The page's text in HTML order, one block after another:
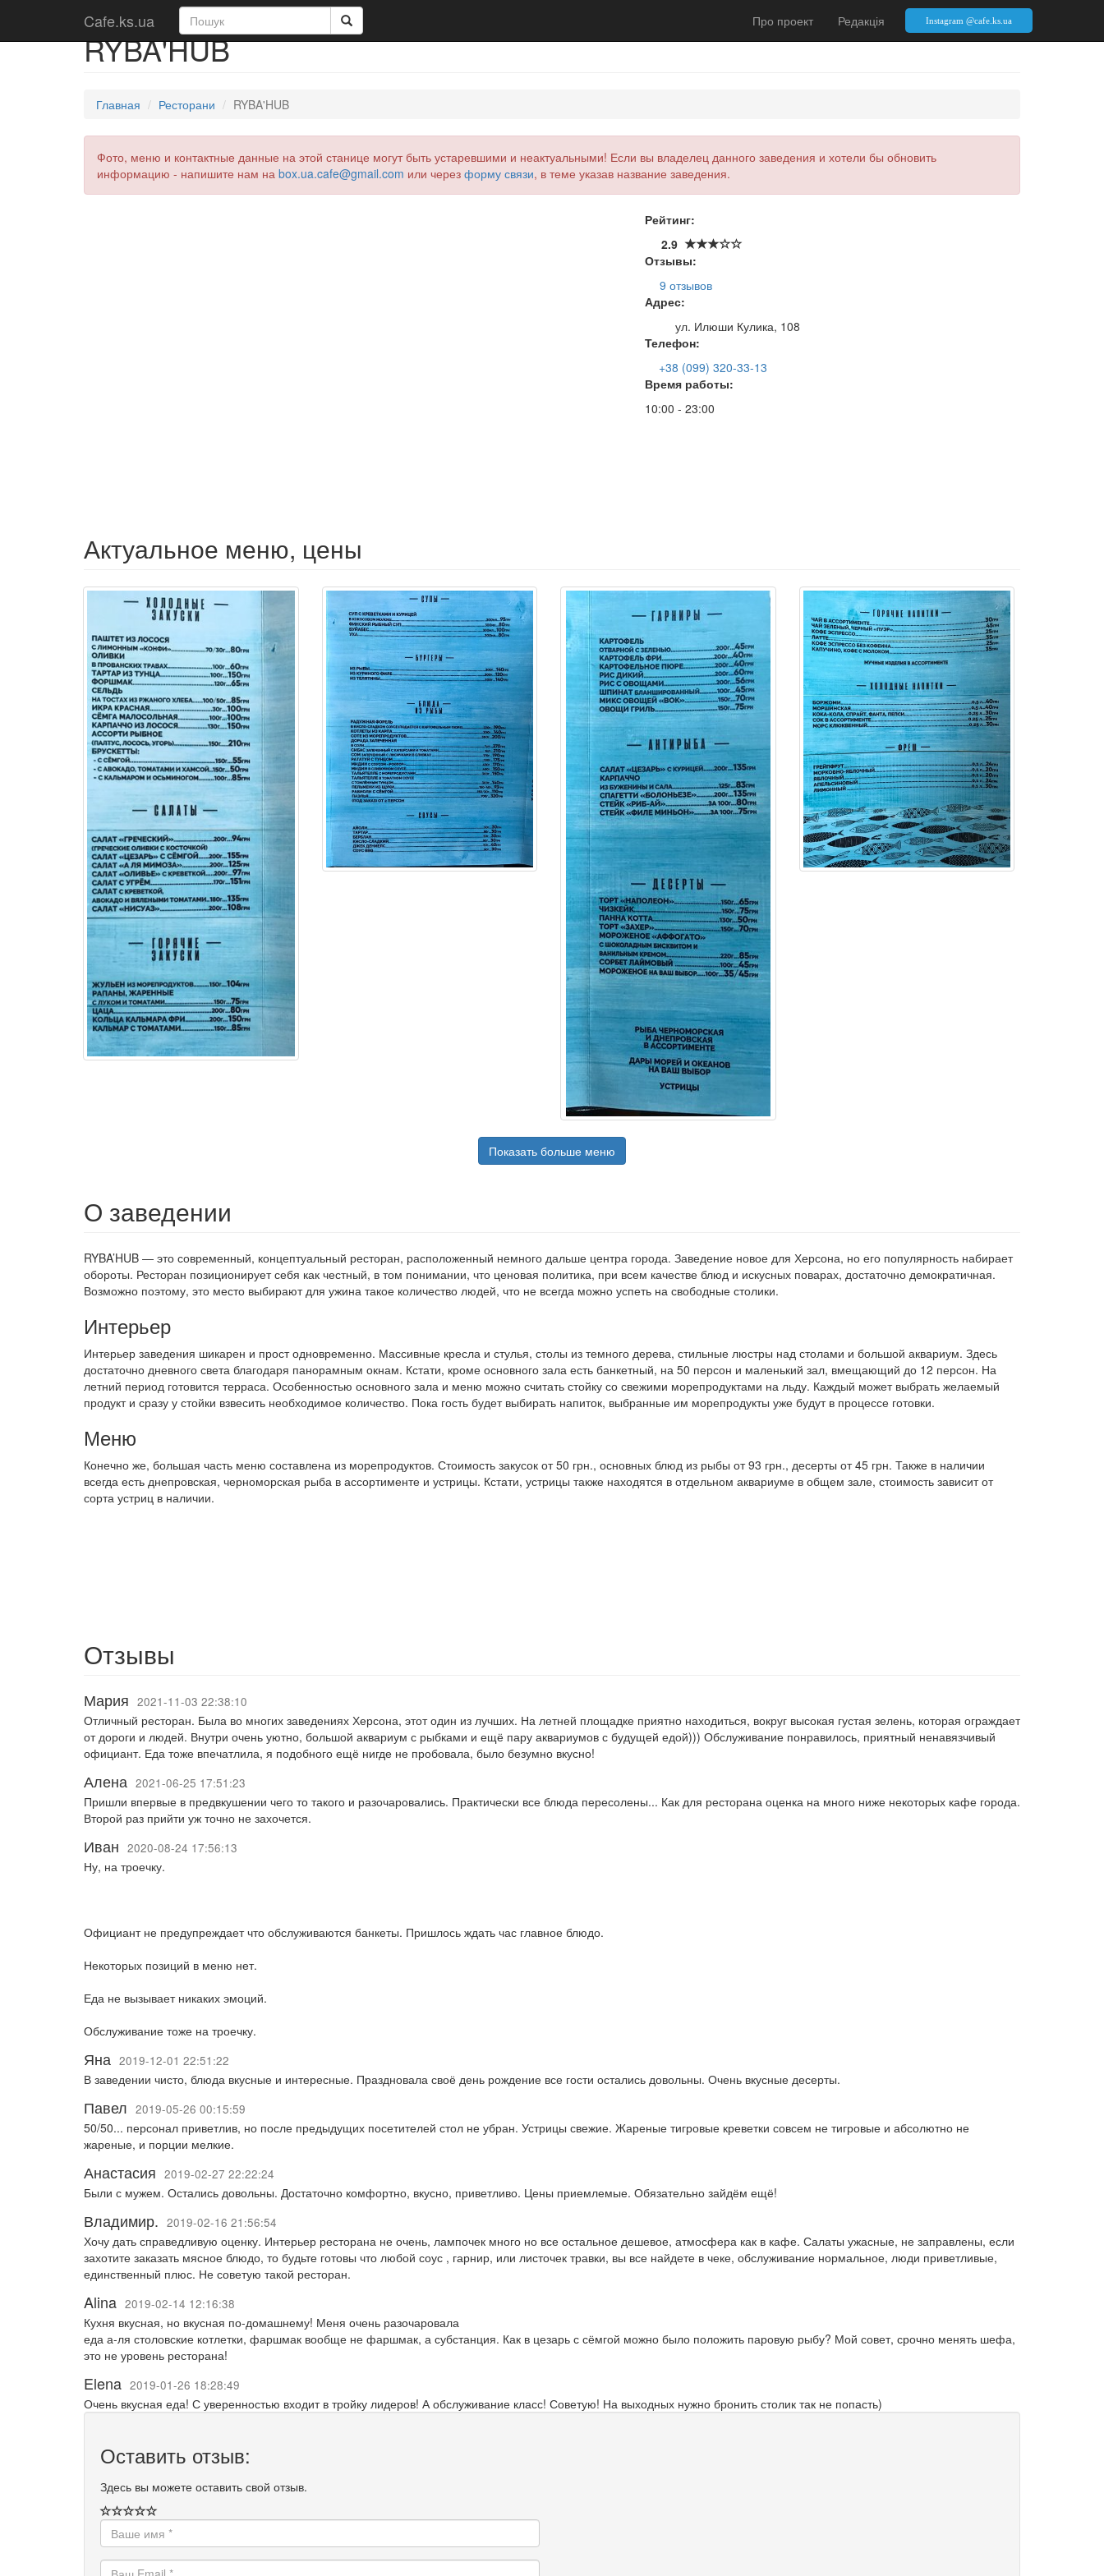
Cafe.ks.ua Про проект Редакція Instagram @cafe.ks.ua
RYBA'HUB
Главная Ресторани RYBA'HUB
Фото, меню и контактные данные на этой станице могут быть устаревшими и неактуальными! Если вы владелец данного заведения и хотели бы обновить
информацию - напишите нам на box.ua.cafe@gmail.com или через форму связи, в теме указав название заведения.
Рейтинг:
2.9
Отзывы:
9 отзывов
Адрес:
ул. Илюши Кулика, 108
Телефон:
+38 (099) 320-33-13
Время работы:
10:00 - 23:00
Актуальное меню, цены
Показать больше меню
О заведении
RYBA’HUB — это современный, концептуальный ресторан, расположенный немного дальше центра города. Заведение новое для Херсона, но его популярность набирает
обороты. Ресторан позиционирует себя как честный, в том понимании, что ценовая политика, при всем качестве блюд и искусных поварах, достаточно демократичная.
Возможно поэтому, это место выбирают для ужина такое количество людей, что не всегда можно успеть на свободные столики.
Интерьер
Интерьер заведения шикарен и прост одновременно. Массивные кресла и стулья, столы из темного дерева, стильные люстры над столами и большой аквариум. Здесь
достаточно дневного света благодаря панорамным окнам. Кстати, кроме основного зала есть банкетный, на 50 персон и маленький зал, вмещающий до 12 персон. На
летний период готовится терраса. Особенностью основного зала и меню можно считать стойку со свежими морепродуктами на льду. Каждый может выбрать желаемый
продукт и сразу у стойки взвесить необходимое количество. Пока гость будет выбирать напиток, выбранные им морепродукты уже будут в процессе готовки.
Меню
Конечно же, большая часть меню составлена из морепродуктов. Стоимость закусок от 50 грн., основных блюд из рыбы от 93 грн., десерты от 45 грн. Также в наличии
всегда есть днепровская, черноморская рыба в ассортименте и устрицы. Кстати, устрицы также находятся в отдельном аквариуме в общем зале, стоимость зависит от
сорта устриц в наличии.
Отзывы
Мария 2021-11-03 22:38:10
Отличный ресторан. Была во многих заведениях Херсона, этот один из лучших. На летней площадке приятно находиться, вокруг высокая густая зелень, которая ограждает
от дороги и людей. Внутри очень уютно, большой аквариум с рыбками и ещё пару аквариумов с будущей едой))) Обслуживание понравилось, приятный ненавязчивый
официант. Еда тоже впечатлила, я подобного ещё нигде не пробовала, было безумно вкусно!
Алена 2021-06-25 17:51:23
Пришли впервые в предвкушении чего то такого и разочаровались. Практически все блюда пересолены... Как для ресторана оценка на много ниже некоторых кафе города.
Второй раз прийти уж точно не захочется.
Иван 2020-08-24 17:56:13
Ну, на троечку.
Официант не предупреждает что обслуживаются банкеты. Пришлось ждать час главное блюдо.
Некоторых позиций в меню нет.
Еда не вызывает никаких эмоций.
Обслуживание тоже на троечку.
Яна 2019-12-01 22:51:22
В заведении чисто, блюда вкусные и интересные. Праздновала своё день рождение все гости остались довольны. Очень вкусные десерты.
Павел 2019-05-26 00:15:59
50/50... персонал приветлив, но после предыдущих посетителей стол не убран. Устрицы свежие. Жареные тигровые креветки совсем не тигровые и абсолютно не
жареные, и порции мелкие.
Анастасия 2019-02-27 22:22:24
Были с мужем. Остались довольны. Достаточно комфортно, вкусно, приветливо. Цены приемлемые. Обязательно зайдём ещё!
Владимир. 2019-02-16 21:56:54
Хочу дать справедливую оценку. Интерьер ресторана не очень, лампочек много но все остальное дешевое, атмосфера как в кафе. Салаты ужасные, не заправлены, если
захотите заказать мясное блюдо, то будьте готовы что любой соус , гарнир, или листочек травки, вы все найдете в чеке, обслуживание нормальное, люди приветливые,
единственный плюс. Не советую такой ресторан.
Alina 2019-02-14 12:16:38
Кухня вкусная, но вкусная по-домашнему! Меня очень разочаровала
еда а-ля столовские котлетки, фаршмак вообще не фаршмак, а субстанция. Как в цезарь с сёмгой можно было положить паровую рыбу? Мой совет, срочно менять шефа,
это не уровень ресторана!
Elena 2019-01-26 18:28:49
Очень вкусная еда! С уверенностью входит в тройку лидеров! А обслуживание класс! Советую! На выходных нужно бронить столик так не попасть)
Оставить отзыв:
Здесь вы можете оставить свой отзыв.